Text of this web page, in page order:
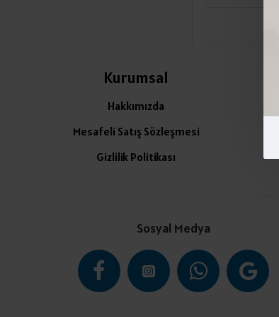
Kurumsal
Hakkımızda
Mesafeli Satış Sözleşmesi
Gizlilik Politikası
Sosyal Medya